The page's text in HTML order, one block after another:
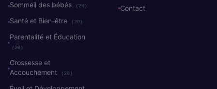
Sommeil des bébés (20)
Santé et Bien-être (20)
Parentalité et Éducation
(20)
Grossesse et
Accouchement
(20)
Contact